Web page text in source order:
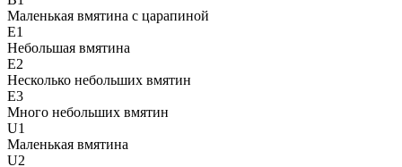
Маленькая вмятина с царапиной
E1
Небольшая вмятина
E2
Несколько небольших вмятин
E3
Много небольших вмятин
U1
Маленькая вмятина
U2